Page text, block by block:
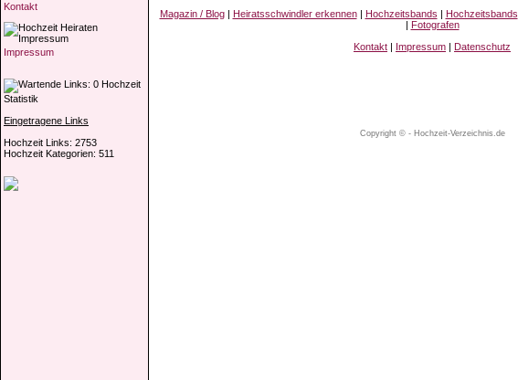
Kontakt
Impressum
Hochzeit
Statistik
Eingetragene Links
Hochzeit Links: 2753
Hochzeit Kategorien: 511
Magazin / Blog| Heiratsschwindler erkennen| Hochzeitsbands | Hochzeitsbands
| Fotografen
Kontakt | Impressum | Datenschutz
Copyright © - Hochzeit-Verzeichnis.de